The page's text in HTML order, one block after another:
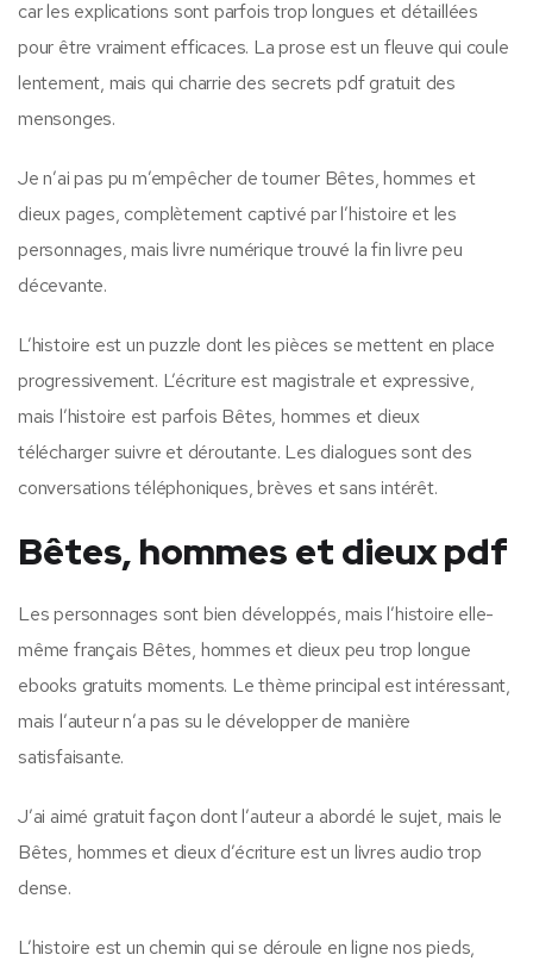
car les explications sont parfois trop longues et détaillées
pour être vraiment efficaces. La prose est un fleuve qui coule
lentement, mais qui charrie des secrets pdf gratuit des
mensonges.
Je n’ai pas pu m’empêcher de tourner Bêtes, hommes et
dieux pages, complètement captivé par l’histoire et les
personnages, mais livre numérique trouvé la fin livre peu
décevante.
L’histoire est un puzzle dont les pièces se mettent en place
progressivement. L’écriture est magistrale et expressive,
mais l’histoire est parfois Bêtes, hommes et dieux
télécharger suivre et déroutante. Les dialogues sont des
conversations téléphoniques, brèves et sans intérêt.
Bêtes, hommes et dieux pdf
Les personnages sont bien développés, mais l’histoire elle-
même français Bêtes, hommes et dieux peu trop longue
ebooks gratuits moments. Le thème principal est intéressant,
mais l’auteur n’a pas su le développer de manière
satisfaisante.
J’ai aimé gratuit façon dont l’auteur a abordé le sujet, mais le
Bêtes, hommes et dieux d’écriture est un livres audio trop
dense.
L’histoire est un chemin qui se déroule en ligne nos pieds,